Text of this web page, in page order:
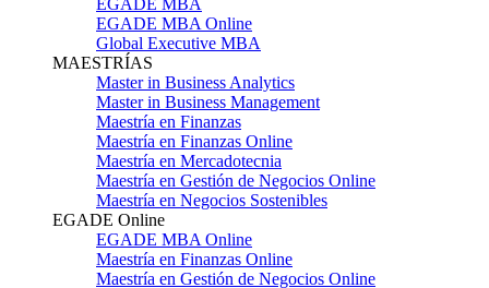
EGADE MBA
EGADE MBA Online
Global Executive MBA
MAESTRÍAS
Master in Business Analytics
Master in Business Management
Maestría en Finanzas
Maestría en Finanzas Online
Maestría en Mercadotecnia
Maestría en Gestión de Negocios Online
Maestría en Negocios Sostenibles
EGADE Online
EGADE MBA Online
Maestría en Finanzas Online
Maestría en Gestión de Negocios Online